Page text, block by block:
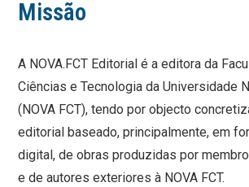
Missão
A NOVA.FCT Editorial é a editora da
Ciências e Tecnologia da Universidade
(NOVA FCT), tendo por objecto
editorial baseado, principalmente, em
digital, de obras produzidas por
e de autores exteriores à NOVA FCT.